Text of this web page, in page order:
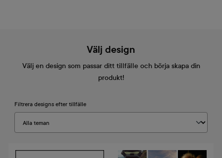
Välj design
Välj en design som passar ditt tillfälle och börja skapa din
produkt!
Filtrera designs efter tillfälle